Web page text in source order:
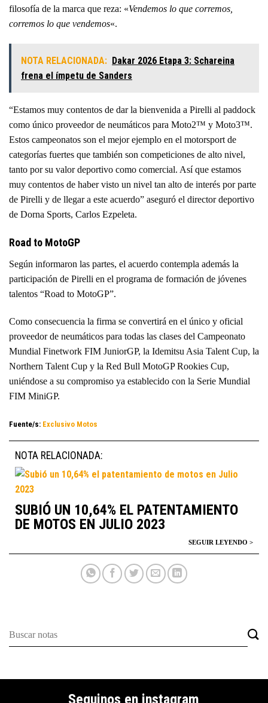
filosofía de la marca que reza: «Vendemos lo que corremos,
corremos lo que vendemos«.
NOTA RELACIONADA: Dakar 2026 Etapa 3: Schareina
frena el ímpetu de Sanders
“Estamos muy contentos de dar la bienvenida a Pirelli al paddock
como único proveedor de neumáticos para Moto2™ y Moto3™.
Estos campeonatos son el mejor ejemplo en el motorsport de
categorías fuertes que también son competiciones de alto nivel,
tanto por su valor deportivo como comercial. Así que estamos
muy contentos de haber visto un nivel tan alto de interés por parte
de Pirelli y de llegar a este acuerdo” aseguró el director deportivo
de Dorna Sports, Carlos Ezpeleta.
Road to MotoGP
Según informaron las partes, el acuerdo contempla además la
participación de Pirelli en el programa de formación de jóvenes
talentos “Road to MotoGP”.
Como consecuencia la firma se convertirá en el único y oficial
proveedor de neumáticos para todas las clases del Campeonato
Mundial Finetwork FIM JuniorGP, la Idemitsu Asia Talent Cup, la
Northern Talent Cup y la Red Bull MotoGP Rookies Cup,
uniéndose a su compromiso ya establecido con la Serie Mundial
FIM MiniGP.
Fuente/s: Exclusivo Motos
NOTA RELACIONADA:
SUBIÓ UN 10,64% EL PATENTAMIENTO
DE MOTOS EN JULIO 2023
Seguinos en instagram